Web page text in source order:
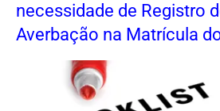
necessidade de Registro
Averbação na Matrícula